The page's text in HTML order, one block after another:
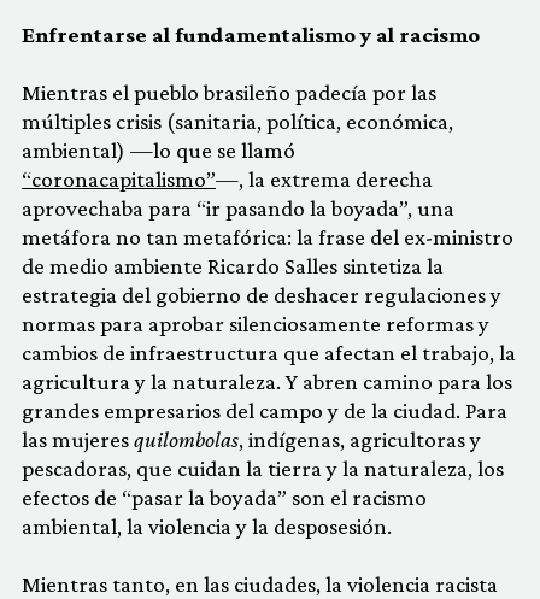
Enfrentarse al fundamentalismo y al racismo
Mientras el pueblo brasileño padecía por las
múltiples crisis (sanitaria, política, económica,
ambiental) —lo que se llamó
“coronacapitalismo”—, la extrema derecha
aprovechaba para “ir pasando la boyada”, una
metáfora no tan metafórica: la frase del ex-ministro
de medio ambiente Ricardo Salles sintetiza la
estrategia del gobierno de deshacer regulaciones y
normas para aprobar silenciosamente reformas y
cambios de infraestructura que afectan el trabajo, la
agricultura y la naturaleza. Y abren camino para los
grandes empresarios del campo y de la ciudad. Para
las mujeresquilombolas, indígenas, agricultoras y
pescadoras, que cuidan la tierra y la naturaleza, los
efectos de “pasar la boyada” son el racismo
ambiental, la violencia y la desposesión.
Mientras tanto, en las ciudades, la violencia racista